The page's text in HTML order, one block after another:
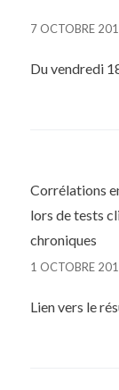
7 OCTOBRE
Du vendredi
Corrélations
lors de tests
chroniques
1 OCTOBRE
Lien vers le